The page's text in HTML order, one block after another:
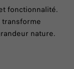
fonctionnalité.
nature.